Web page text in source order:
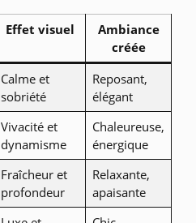
Effet visuel
Ambiance
créée
Calme et
sobriété
Reposant,
élégant
Vivacité et
dynamisme
Chaleureuse,
énergique
Fraîcheur et
profondeur
Relaxante,
apaisante